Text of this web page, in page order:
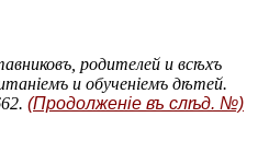
родителей и всѣхъ
и обученіемъ дѣтей.
(Продолженіе въ слѣд. №)